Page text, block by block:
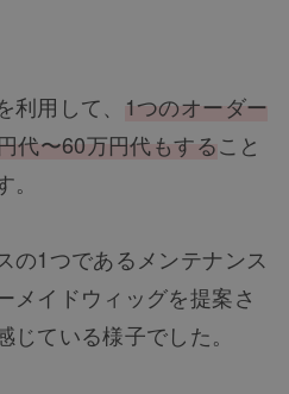
用して、 1つのオーダー
代〜60万円代もすること
の1つであるメンテナンス
メイドウィッグを提案さ
ている様子でした。